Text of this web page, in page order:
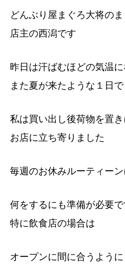
どんぶり屋まぐろ大将の
店主の西潟です
昨日は汗ばむほどの気温に
また夏が来たような１日
私は買い出し後荷物を置き
お店に立ち寄りました
毎週のお休みルーティー
何をするにも準備が必要
特に飲食店の場合は
オープンに間に合うように